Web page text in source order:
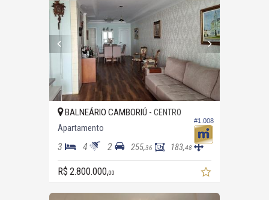
#1.008
BALNEÁRIO CAMBORIÚ - CENTRO
Apartamento
3 4 2 255,36 183,48
R$ 2.800.000,00